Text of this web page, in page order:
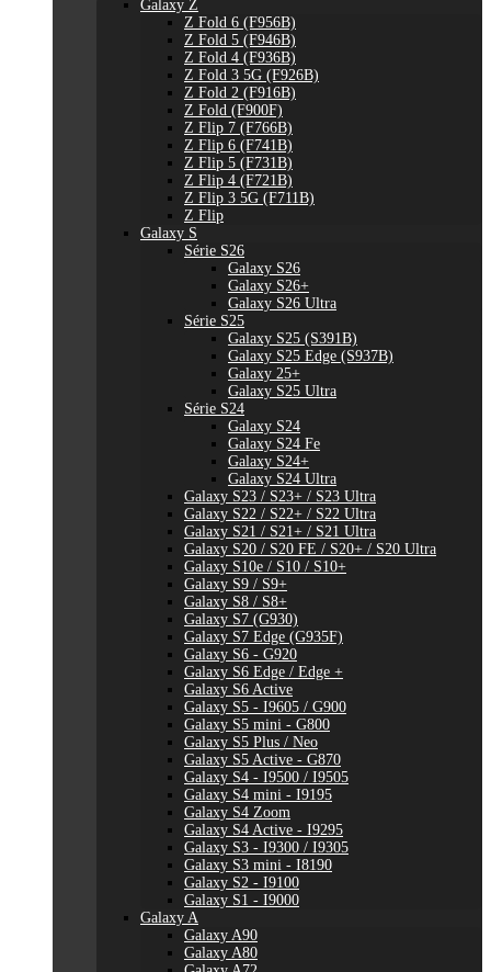
Galaxy Z
Z Fold 6 (F956B)
Z Fold 5 (F946B)
Z Fold 4 (F936B)
Z Fold 3 5G (F926B)
Z Fold 2 (F916B)
Z Fold (F900F)
Z Flip 7 (F766B)
Z Flip 6 (F741B)
Z Flip 5 (F731B)
Z Flip 4 (F721B)
Z Flip 3 5G (F711B)
Z Flip
Galaxy S
Série S26
Galaxy S26
Galaxy S26+
Galaxy S26 Ultra
Série S25
Galaxy S25 (S391B)
Galaxy S25 Edge (S937B)
Galaxy 25+
Galaxy S25 Ultra
Série S24
Galaxy S24
Galaxy S24 Fe
Galaxy S24+
Galaxy S24 Ultra
Galaxy S23 / S23+ / S23 Ultra
Galaxy S22 / S22+ / S22 Ultra
Galaxy S21 / S21+ / S21 Ultra
Galaxy S20 / S20 FE / S20+ / S20 Ultra
Galaxy S10e / S10 / S10+
Galaxy S9 / S9+
Galaxy S8 / S8+
Galaxy S7 (G930)
Galaxy S7 Edge (G935F)
Galaxy S6 - G920
Galaxy S6 Edge / Edge +
Galaxy S6 Active
Galaxy S5 - I9605 / G900
Galaxy S5 mini - G800
Galaxy S5 Plus / Neo
Galaxy S5 Active - G870
Galaxy S4 - I9500 / I9505
Galaxy S4 mini - I9195
Galaxy S4 Zoom
Galaxy S4 Active - I9295
Galaxy S3 - I9300 / I9305
Galaxy S3 mini - I8190
Galaxy S2 - I9100
Galaxy S1 - I9000
Galaxy A
Galaxy A90
Galaxy A80